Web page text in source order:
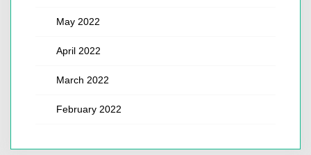
May 2022
April 2022
March 2022
February 2022